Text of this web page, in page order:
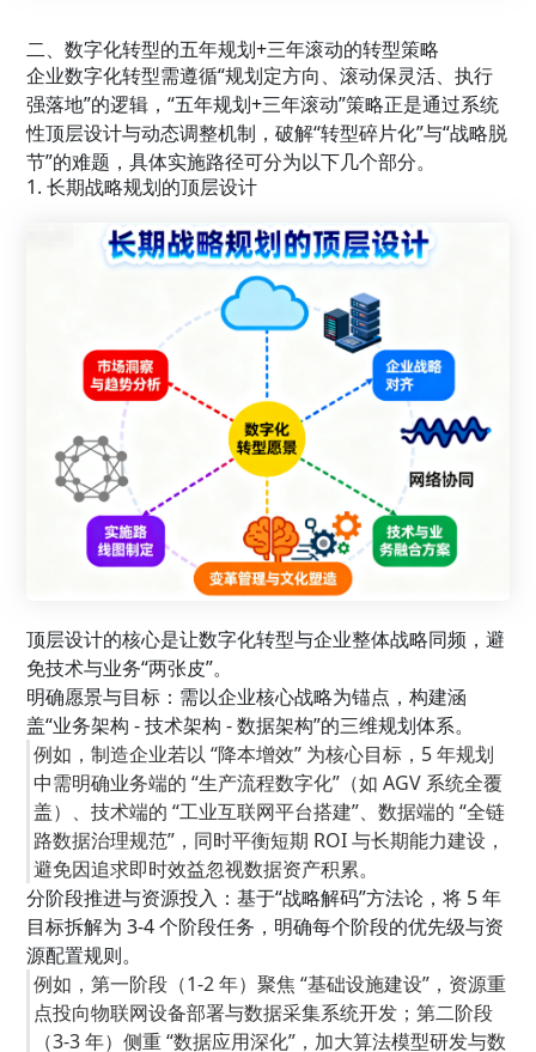
二、数字化转型的五年规划+三年滚动的转型策略
企业数字化转型需遵循“规划定方向、滚动保灵活、执行
强落地”的逻辑，“五年规划+三年滚动”策略正是通过系统
性顶层设计与动态调整机制，破解“转型碎片化”与“战略脱
节”的难题，具体实施路径可分为以下几个部分。
1. 长期战略规划的顶层设计
顶层设计的核心是让数字化转型与企业整体战略同频，避
免技术与业务“两张皮”。
明确愿景与目标：需以企业核心战略为锚点，构建涵
盖“业务架构 - 技术架构 - 数据架构”的三维规划体系。
例如，制造企业若以 “降本增效” 为核心目标，5 年规划
中需明确业务端的 “生产流程数字化”（如 AGV 系统全覆
盖）、技术端的 “工业互联网平台搭建”、数据端的 “全链
路数据治理规范”，同时平衡短期 ROI 与长期能力建设，
避免因追求即时效益忽视数据资产积累。
分阶段推进与资源投入：基于“战略解码”方法论，将 5 年
目标拆解为 3-4 个阶段任务，明确每个阶段的优先级与资
源配置规则。
例如，第一阶段（1-2 年）聚焦 “基础设施建设”，资源重
点投向物联网设备部署与数据采集系统开发；第二阶段
（3-3 年）侧重 “数据应用深化”，加大算法模型研发与数